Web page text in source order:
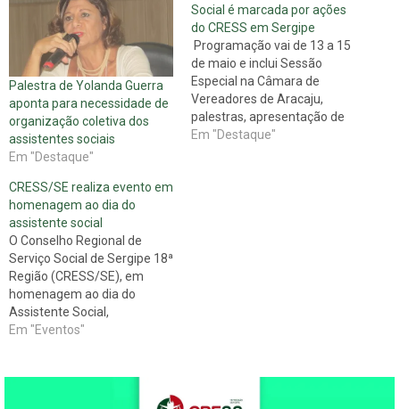
Palestra de Yolanda Guerra
aponta para necessidade de
organização coletiva dos
assistentes sociais
Em "Destaque"
Social é marcada por ações
do CRESS em Sergipe
Programação vai de 13 a 15
de maio e inclui Sessão
Especial na Câmara de
Vereadores de Aracaju,
palestras, apresentação de
trabalhos acadêmicos O Dia
Em "Destaque"
CRESS/SE realiza evento em
homenagem ao dia do
assistente social
O Conselho Regional de
Serviço Social de Sergipe 18ª
Região (CRESS/SE), em
homenagem ao dia do
Assistente Social,
comemorado dia 15 de maio,
Em "Eventos"